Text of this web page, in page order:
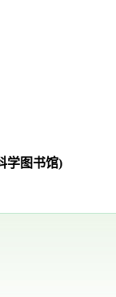
学图书馆)